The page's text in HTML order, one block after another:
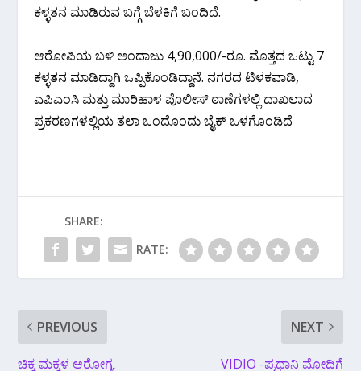
ಕಳ್ಳತನ ಮಾಡಿರುವ ಬಗ್ಗೆ ಬೆಳಕಿಗೆ ಬಂದಿದೆ.
ಆರೋಪಿಯ ಬಳಿ ಅಂದಾಜು 4,90,000/-ರೂ. ಮೊತ್ತದ ಒಟ್ಟು 7
ಕಳ್ಳತನ ಮಾಡಿದ್ದಾಗಿ ಒಪ್ಪಿಕೊಂಡಿದ್ದಾನೆ. ನಗರದ ಟಿಳಕವಾಡಿ,
ಎಪಿಎಂಸಿ ಮತ್ತು ಮಾರಿಹಾಳ ಪೊಲೀಸ್‌ ಠಾಣೆಗಳಲ್ಲಿ ದಾಖಲಾದ
ಪ್ರಕರಣಗಳಲ್ಲಿಯ ತಲಾ ಒಂದೊಂದು ಬೈಕ್ ಒಳಗೊಂಡಿದೆ
SHARE:
RATE:
PREVIOUS
ಚಿಕ್ಕ ಮಕ್ಕಳ ಆರೋಗ್ಯ
NEXT
VIDIO -ಪ್ರಧಾನಿ ಮೋದಿಗೆ